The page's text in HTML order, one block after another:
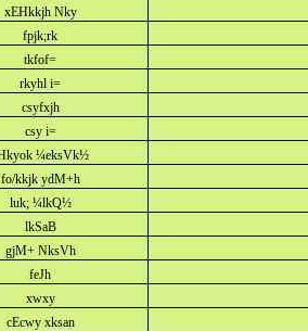
xEHkkjh Nky
fpjk;rk
tkfof=
rkyhl i=
csyfxjh
csy i=
¼eksVk½
fo/kkjk ydM+h
luk; ¼lkQ½
lkSaB
gjM+ NksVh
feJh
xwxy
cEcwy xksan